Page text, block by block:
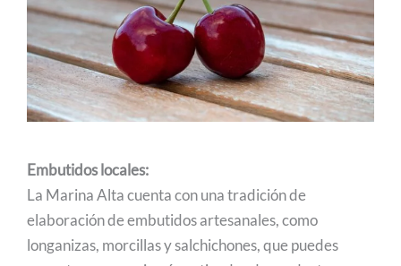
Embutidos locales:
La Marina Alta cuenta con una tradición de
elaboración de embutidos artesanales, como
longanizas, morcillas y salchichones, que puedes